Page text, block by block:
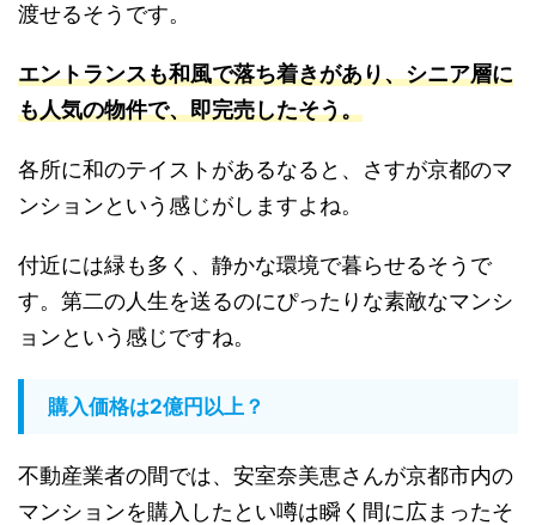
渡せるそうです。
エントランスも和風で落ち着きがあり、シニア層に
も人気の物件で、即完売したそう。
各所に和のテイストがあるなると、さすが京都のマ
ンションという感じがしますよね。
付近には緑も多く、静かな環境で暮らせるそうで
す。第二の人生を送るのにぴったりな素敵なマンシ
ョンという感じですね。
購入価格は2億円以上？
不動産業者の間では、安室奈美恵さんが京都市内の
マンションを購入したとい噂は瞬く間に広まったそ